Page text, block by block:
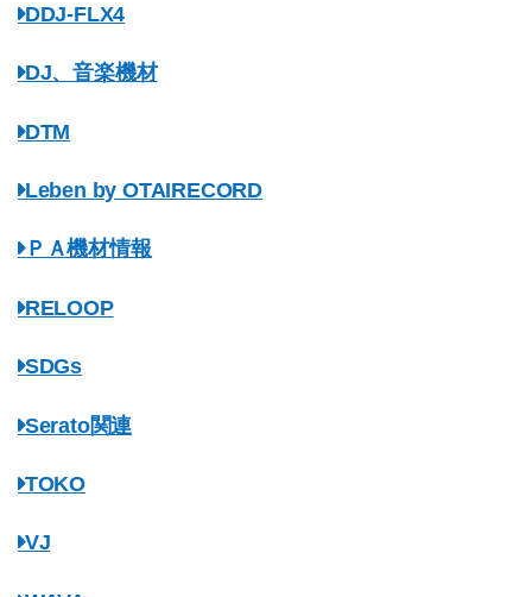
DDJ-FLX4
DJ、音楽機材
DTM
Leben by OTAIRECORD
ＰＡ機材情報
RELOOP
SDGs
Serato関連
TOKO
VJ